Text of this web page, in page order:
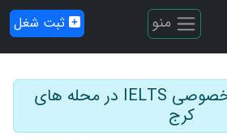
منو ثبت شغل
لیست تدریس خصوصی IELTS در محله های
کرج